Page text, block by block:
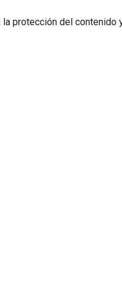
protección del contenido